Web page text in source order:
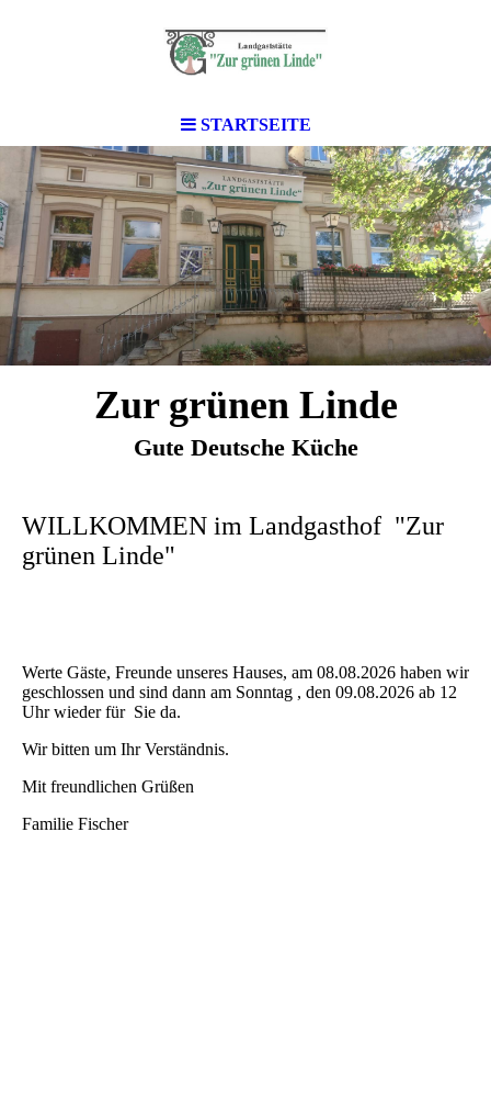
STARTSEITE
Zur grünen Linde
Gute Deutsche Küche
WILLKOMMEN im Landgasthof "Zur
grünen Linde"
Werte Gäste, Freunde unseres Hauses, am 08.08.2026 haben wir
geschlossen und sind dann am Sonntag , den 09.08.2026 ab 12
Uhr wieder für Sie da.
Wir bitten um Ihr Verständnis.
Mit freundlichen Grüßen
Familie Fischer